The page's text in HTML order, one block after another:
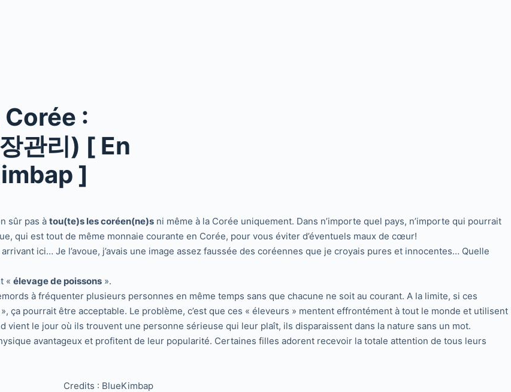
:
관리) [ En
]
sûr pas à tou(te)s les coréen(ne)s ni même à la Corée uniquement. Dans n’importe quel pays, n’importe qui pourrait
qui est tout de même monnaie courante en Corée, pour vous éviter d’éventuels maux de cœur!
ici… Je l’avoue, j’avais une image assez faussée des coréennes que je croyais pures et innocentes… Quelle
« élevage de poissons ».
à fréquenter plusieurs personnes en même temps sans que chacune ne soit au courant. A la limite, si ces
ça pourrait être acceptable. Le problème, c’est que ces « éleveurs » mentent effrontément à tout le monde et utilisent
vient le jour où ils trouvent une personne sérieuse qui leur plaît, ils disparaissent dans la nature sans un mot.
avantageux et profitent de leur popularité. Certaines filles adorent recevoir la totale attention de tous leurs
Credits : BlueKimbap